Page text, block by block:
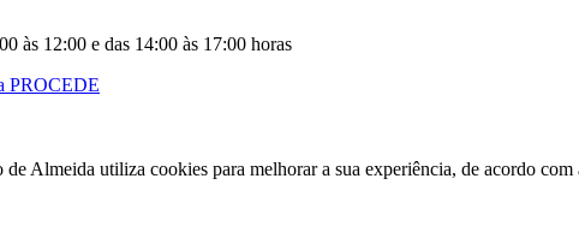
às 12:00 e das 14:00 às 17:00 horas
Almeida utiliza cookies para melhorar a sua experiência, de acordo